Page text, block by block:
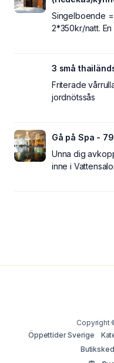
Singelboende
2*350kr/natt.
3 små
Friterade
jordnötssås
Gå på Spa -
Unna dig
inne i
Copyright
Öppettider Sverige